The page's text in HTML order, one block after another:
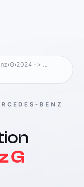
›G›2024 -> ...
BENZ
G